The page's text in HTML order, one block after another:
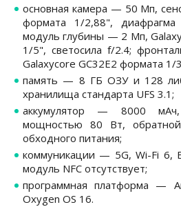
основная камера — 50 Мп,
формата 1/2,88", диафрагма
модуль глубины — 2 Мп,
1/5", светосила f/2.4;
Galaxycore GC32E2 формата 1/
память — 8 ГБ ОЗУ и 128
хранилища стандарта UFS 3.1;
аккумулятор — 8000
мощностью 80 Вт,
обходного питания;
коммуникации — 5G, Wi-Fi 6,
модуль NFC отсутствует;
программная платформа —
Oxygen OS 16.